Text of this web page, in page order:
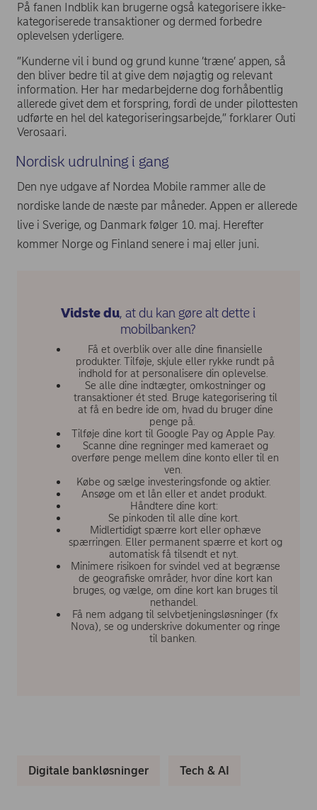
På fanen Indblik kan brugerne også kategorisere ikke-
kategoriserede transaktioner og dermed forbedre
oplevelsen yderligere.
”Kunderne vil i bund og grund kunne ’træne’ appen, så
den bliver bedre til at give dem nøjagtig og relevant
information. Her har medarbejderne dog forhåbentlig
allerede givet dem et forspring, fordi de under pilottesten
udførte en hel del kategoriseringsarbejde,” forklarer Outi
Verosaari.
Nordisk udrulning i gang
Den nye udgave af Nordea Mobile rammer alle de
nordiske lande de næste par måneder. Appen er allerede
live i Sverige, og Danmark følger 10. maj. Herefter
kommer Norge og Finland senere i maj eller juni.
Vidste du, at du kan gøre alt dette i
mobilbanken?
Få et overblik over alle dine finansielle
produkter. Tilføje, skjule eller rykke rundt på
indhold for at personalisere din oplevelse. ​
Se alle dine indtægter, omkostninger og
transaktioner ét sted. Bruge kategorisering til
at få en bedre ide om, hvad du bruger dine
penge på.
Tilføje dine kort til Google Pay og Apple Pay. ​
Scanne dine regninger med kameraet og
overføre penge mellem dine konto eller til en
ven. ​
Købe og sælge investeringsfonde og aktier.
Ansøge om et lån eller et andet produkt.
Håndtere dine kort:
Se pinkoden til alle dine kort.
Midlertidigt spærre kort eller ophæve
spærringen. Eller permanent spærre et kort og
automatisk få tilsendt et nyt.
Minimere risikoen for svindel ved at begrænse
de geografiske områder, hvor dine kort kan
bruges, og vælge, om dine kort kan bruges til
nethandel.
Få nem adgang til selvbetjeningsløsninger (fx
Nova), se og underskrive dokumenter og ringe
til banken. ​
Digitale bankløsninger Tech & AI